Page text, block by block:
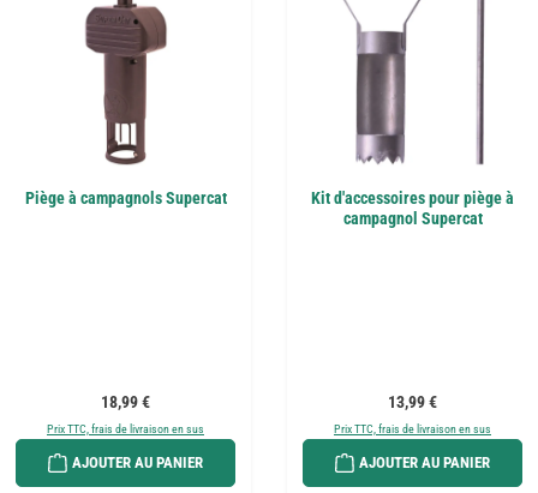
Piège à campagnols Supercat
Prix régulier :
18,99 €
Prix TTC, frais de livraison en sus
AJOUTER AU PANIER
Kit d'accessoires pour piège à
campagnol Supercat
Prix régulier :
13,99 €
Prix TTC, frais de livraison en sus
AJOUTER AU PANIER